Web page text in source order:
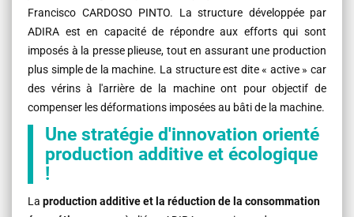
Francisco CARDOSO PINTO. La structure développée par
ADIRA est en capacité de répondre aux efforts qui sont
imposés à la presse plieuse, tout en assurant une production
plus simple de la machine. La structure est dite « active » car
des vérins à l'arrière de la machine ont pour objectif de
compenser les déformations imposées au bâti de la machine.
Une stratégie d'innovation orienté
production additive et écologique
!
La production additive et la réduction de la consommation